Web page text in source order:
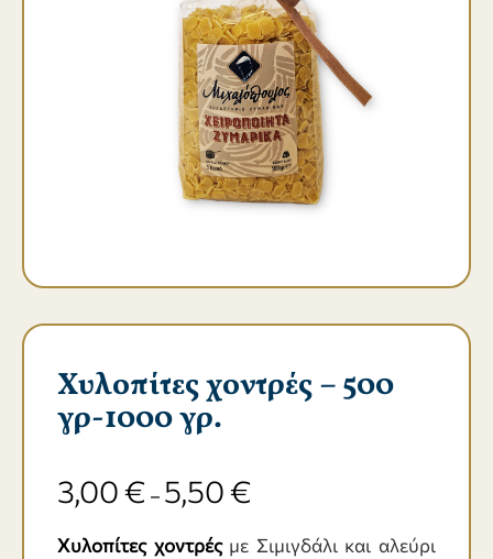
Χυλοπίτες χοντρές – 500
γρ-1000 γρ.
3,00€ – 5,50€
Χυλοπίτεςχοντρές με Σιμιγδάλι και αλεύρι